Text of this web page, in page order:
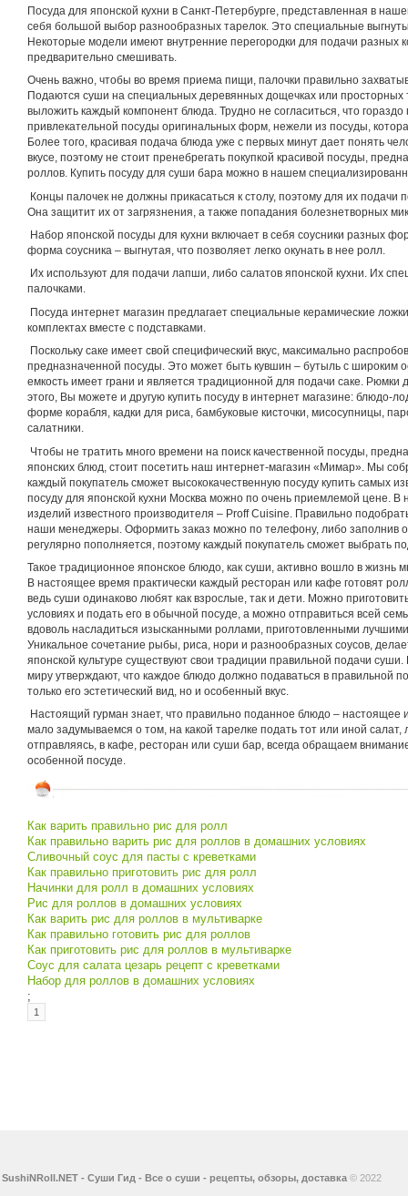
Посуда для японской кухни в Санкт-Петербурге, представленная в
себя большой выбор разнообразных тарелок. Это специальные
Некоторые модели имеют внутренние перегородки для подачи разных
предварительно смешивать.
Очень важно, чтобы во время приема пищи, палочки правильно
Подаются суши на специальных деревянных дощечках или просторных
выложить каждый компонент блюда. Трудно не согласиться, что
привлекательной посуды оригинальных форм, нежели из посуды,
Более того, красивая подача блюда уже с первых минут дает понять
вкусе, поэтому не стоит пренебрегать покупкой красивой посуды,
роллов. Купить посуду для суши бара можно в нашем
Концы палочек не должны прикасаться к столу, поэтому для их подачи
Она защитит их от загрязнения, а также попадания болезнетворных
Набор японской посуды для кухни включает в себя соусники разных
форма соусника – выгнутая, что позволяет легко окунать в нее ролл.
Их используют для подачи лапши, либо салатов японской кухни. Их
палочками.
Посуда интернет магазин предлагает специальные керамические
комплектах вместе с подставками.
Поскольку саке имеет свой специфический вкус, максимально
предназначенной посуды. Это может быть кувшин – бутыль с широким
емкость имеет грани и является традиционной для подачи саке.
этого, Вы можете и другую купить посуду в интернет магазине: блюдо-
форме корабля, кадки для риса, бамбуковые кисточки, мисосупницы,
салатники.
Чтобы не тратить много времени на поиск качественной посуды,
японских блюд, стоит посетить наш интернет-магазин «Мимар». Мы
каждый покупатель сможет высококачественную посуду купить самых
посуду для японской кухни Москва можно по очень приемлемой цене.
изделий известного производителя – Proff Cuisine. Правильно
наши менеджеры. Оформить заказ можно по телефону, либо заполнив
регулярно пополняется, поэтому каждый покупатель сможет выбрать
Такое традиционное японское блюдо, как суши, активно вошло в жизнь
В настоящее время практически каждый ресторан или кафе готовят
ведь суши одинаково любят как взрослые, так и дети. Можно
условиях и подать его в обычной посуде, а можно отправиться всей
вдоволь насладиться изысканными роллами, приготовленными
Уникальное сочетание рыбы, риса, нори и разнообразных соусов,
японской культуре существуют свои традиции правильной подачи
миру утверждают, что каждое блюдо должно подаваться в правильной
только его эстетический вид, но и особенный вкус.
Настоящий гурман знает, что правильно поданное блюдо – настоящее
мало задумываемся о том, на какой тарелке подать тот или иной
отправляясь, в кафе, ресторан или суши бар, всегда обращаем
особенной посуде.
Как варить правильно рис для ролл
Как правильно варить рис для роллов в домашних условиях
Сливочный соус для пасты с креветками
Как правильно приготовить рис для ролл
Начинки для ролл в домашних условиях
Рис для роллов в домашних условиях
Как варить рис для роллов в мультиварке
Как правильно готовить рис для роллов
Как приготовить рис для роллов в мультиварке
Соус для салата цезарь рецепт с креветками
Набор для роллов в домашних условиях
;
1
SushiNRoll.NET - Суши Гид - Все о суши - рецепты, обзоры, доставка © 2022